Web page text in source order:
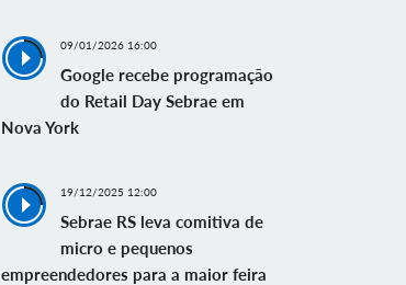
09/01/2026 16:00
Google recebe programação
do Retail Day Sebrae em
Nova York
19/12/2025 12:00
Sebrae RS leva comitiva de
micro e pequenos
empreendedores para a maior feira